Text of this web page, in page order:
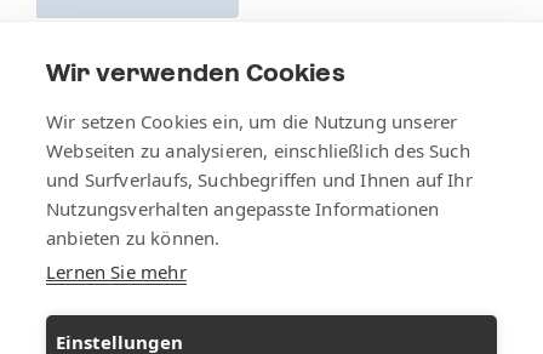
Wir verwenden Cookies
Wir setzen Cookies ein, um die Nutzung unserer
Webseiten zu analysieren, einschließlich des Such
und Surfverlaufs, Suchbegriffen und Ihnen auf Ihr
Nutzungsverhalten angepasste Informationen
anbieten zu können.
Lernen Sie mehr
Einstellungen
AGB Impressum